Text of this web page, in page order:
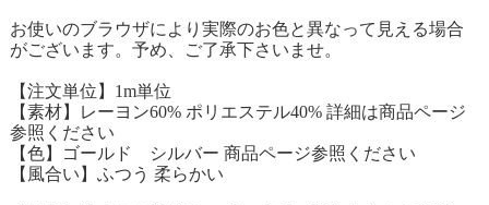
お使いのブラウザにより実際のお色と異なって見える場合
がございます。予め、ご了承下さいませ。
【注文単位】1m単位
【素材】レーヨン60% ポリエステル40% 詳細は商品ページ
参照ください
【色】ゴールド シルバー 商品ページ参照ください
【風合い】ふつう 柔らかい